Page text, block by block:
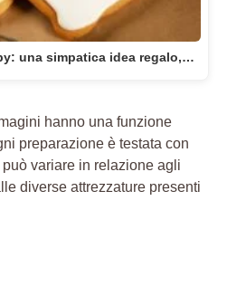
una simpatica idea regalo,…
hanno una funzione
preparazione è testata con
variare in relazione agli
diverse attrezzature presenti